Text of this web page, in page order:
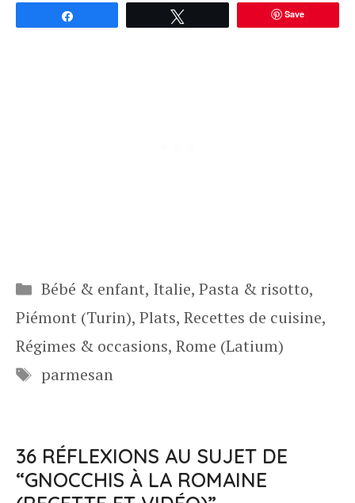
Save
Catégories
Bébé & enfant, Italie, Pasta & risotto,
Piémont (Turin), Plats, Recettes de cuisine,
Régimes & occasions, Rome (Latium)
Étiquettes
parmesan
36 RÉFLEXIONS AU SUJET DE
“GNOCCHIS À LA ROMAINE